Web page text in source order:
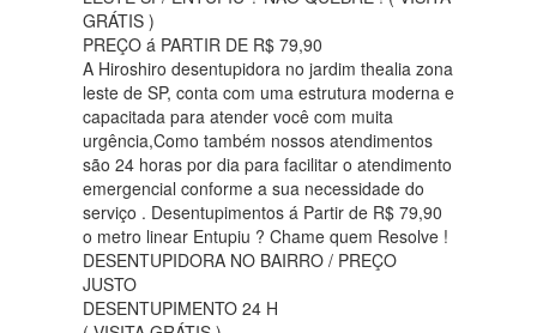
GRÁTIS )
PREÇO á PARTIR DE R$ 79,90
A Hiroshiro desentupidora no jardim thealia zona
leste de SP, conta com uma estrutura moderna e
capacitada para atender você com muita
urgência,Como também nossos atendimentos
são 24 horas por dia para facilitar o atendimento
emergencial conforme a sua necessidade do
serviço . Desentupimentos á Partir de R$ 79,90
o metro linear Entupiu ? Chame quem Resolve !
DESENTUPIDORA NO BAIRRO / PREÇO
JUSTO
DESENTUPIMENTO 24 H